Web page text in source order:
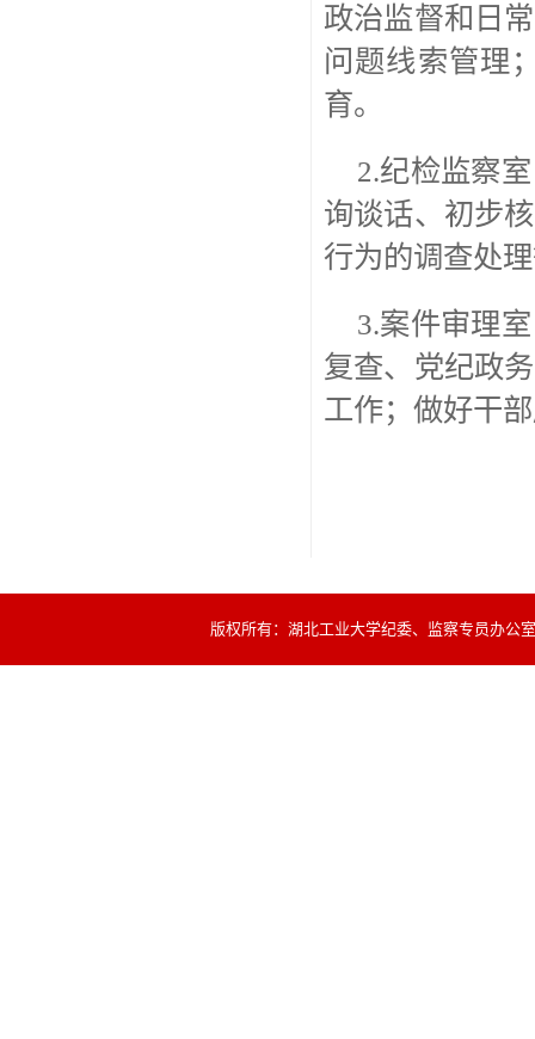
政治监督和日
问题线索管理
育。
2.纪检监察
询谈话、初步
行为的调查处
3.案件审理
复查、党纪政
工作；做好干
版权所有：湖北工业大学纪委、监察专员办